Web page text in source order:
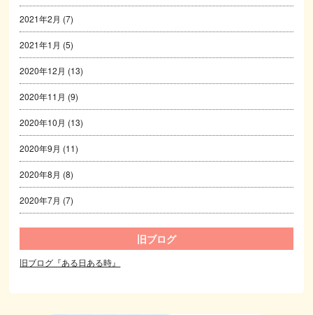
2021年2月 (7)
2021年1月 (5)
2020年12月 (13)
2020年11月 (9)
2020年10月 (13)
2020年9月 (11)
2020年8月 (8)
2020年7月 (7)
旧ブログ
旧ブログ『ある日ある時』